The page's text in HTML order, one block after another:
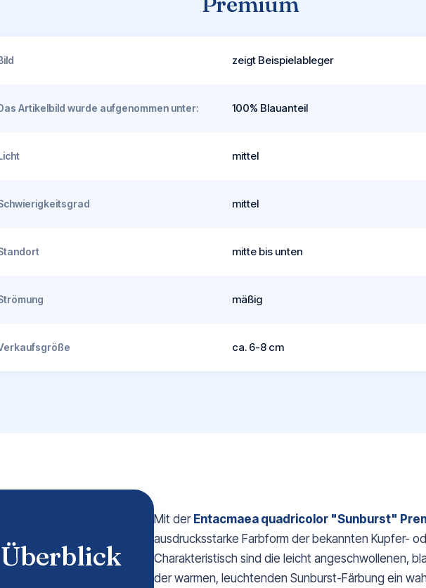
zeigt Beispielableger
Artikelbild wurde aufgenommen unter: 100% Blauanteil
mittel
mittel
mitte bis unten
mäßig
ca. 6-8 cm
Mit der Entacmaea quadricolor "Sunburst"
ausdrucksstarke Farbform der bekannten Kupfer-
Charakteristisch sind die leicht angeschwollenen,
der warmen, leuchtenden Sunburst-Färbung ein